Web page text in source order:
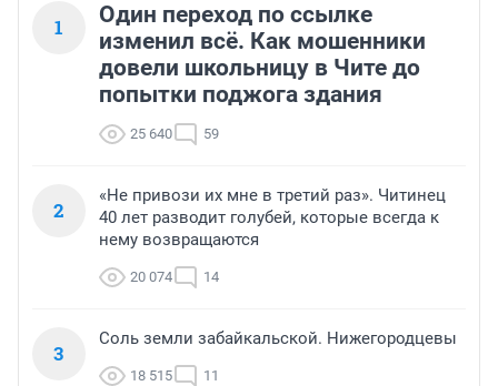
1
Один переход по ссылке
изменил всё. Как мошенники
довели школьницу в Чите до
попытки поджога здания
25 640 59
2
«Не привози их мне в третий раз». Читинец
40 лет разводит голубей, которые всегда к
нему возвращаются
20 074 14
3
Соль земли забайкальской. Нижегородцевы
18 515 11